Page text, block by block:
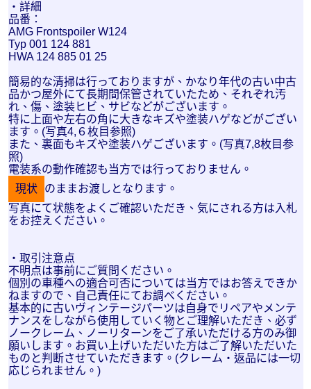
・詳細
品番：
AMG Frontspoiler W124
Typ 001 124 881
HWA 124 885 01 25
簡易的な清掃は行っておりますが、かなり年代の古い中古
品かつ屋外にて長期間保管されていたため、それぞれ汚
れ、傷、塗装ヒビ、サビなどがございます。
特に上面や左右の角に大きなキズや塗装ハゲなどがござい
ます。(写真4,６枚目参照)
また、裏面もキズや塗装ハゲございます。(写真7,8枚目参
照)
電装系の動作確認も当方では行っておりません。
現状
のままお渡しとなります。
写真にて状態をよくご確認いただき、気にされる方は入札
をお控えください。
・取引注意点
不明点は事前にご質問ください。
個別の車種への適合可否については当方ではお答えできか
ねますので、自己責任にてお調べください。
基本的に古いヴィンテージパーツは自身でリペアやメンテ
ナンスをしながら使用していく物とご理解いただき、必ず
ノークレーム、ノーリターンをご了承いただける方のみ御
願いします。お買い上げいただいた方はご了解いただいた
ものと判断させていただきます。(クレーム・返品には一切
応じられません。)